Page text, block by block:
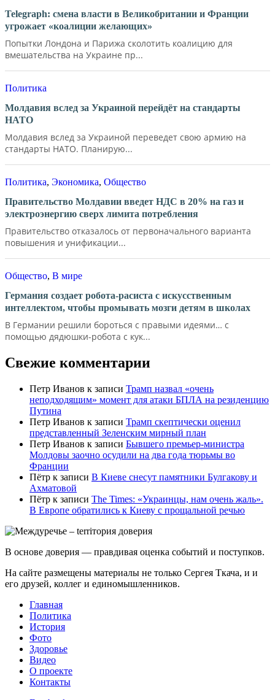
Telegraph: смена власти в Великобритании и Франции
угрожает «коалиции желающих»
Попытки Лондона и Парижа сколотить коалицию для
вмешательства на Украине пр...
Политика
Молдавия вслед за Украиной перейдёт на стандарты
НАТО
Молдавия вслед за Украиной переведет свою армию на
стандарты НАТО. Планирую...
Политика, Экономика, Общество
Правительство Молдавии введет НДС в 20% на газ и
электроэнергию сверх лимита потребления
Правительство отказалось от первоначального варианта
повышения и унификации...
Общество, В мире
Германия создает робота-расиста с искусственным
интеллектом, чтобы промывать мозги детям в школах
В Германии решили бороться с правыми идеями… с
помощью дядюшки-робота с кук...
Свежие комментарии
Петр Иванов к записи Трамп назвал «очень
неподходящим» момент для атаки БПЛА на резиденцию
Путина
Петр Иванов к записи Трамп скептически оценил
представленный Зеленским мирный план
Петр Иванов к записи Бывшего премьер-министра
Молдовы заочно осудили на два года тюрьмы во
Франции
Пётр к записи В Киеве снесут памятники Булгакову и
Ахматовой
Пётр к записи Тhe Times: «Украинцы, нам очень жаль».
В Европе обратились к Киеву с прощальной речью
В основе доверия — правдивая оценка событий и поступков.
На сайте размещены материалы не только Сергея Ткача, и и
его друзей, коллег и единомышленников.
Главная
Политика
История
Фото
Здоровье
Видео
О проекте
Контакты